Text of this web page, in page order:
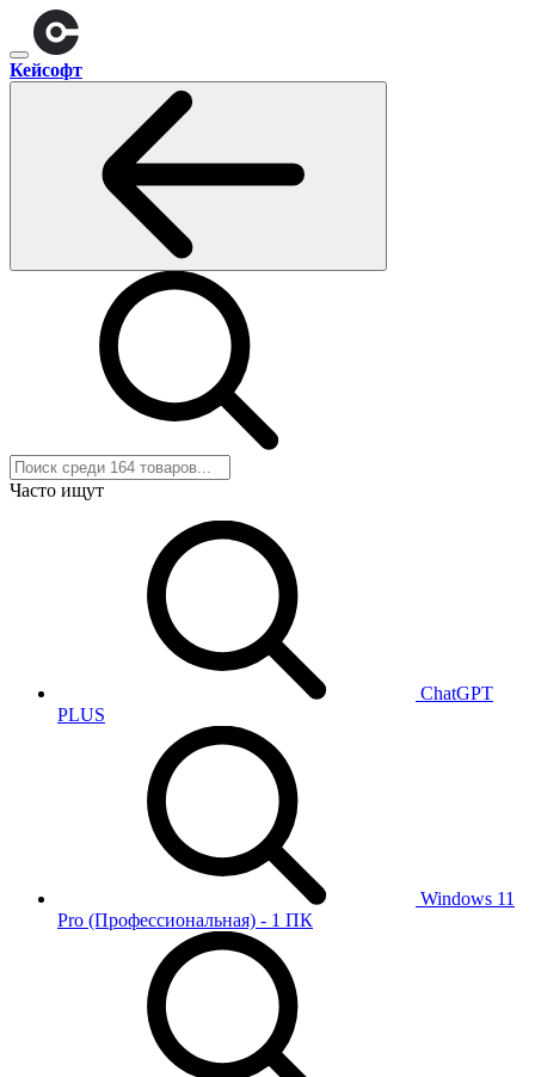
Кейсофт
Часто ищут
ChatGPT
PLUS
Windows 11
Pro (Профессиональная) - 1 ПК